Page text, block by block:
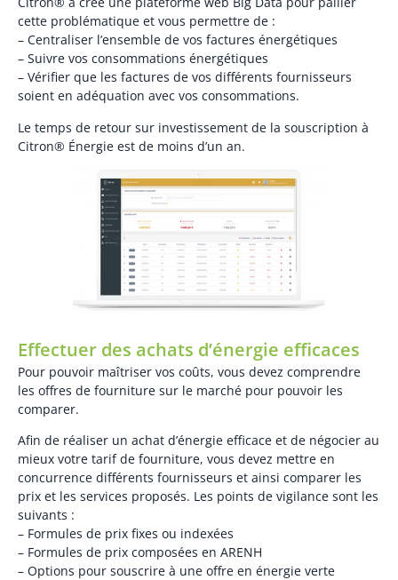
cette problématique et vous permettre de :
– Centraliser l’ensemble de vos factures énergétiques
– Suivre vos consommations énergétiques
– Vérifier que les factures de vos différents fournisseurs
soient en adéquation avec vos consommations.
Le temps de retour sur investissement de la souscription à
Citron® Énergie est de moins d’un an.
Effectuer des achats d’énergie efficaces
Pour pouvoir maîtriser vos coûts, vous devez comprendre
les offres de fourniture sur le marché pour pouvoir les
comparer.
Afin de réaliser un achat d’énergie efficace et de négocier au
mieux votre tarif de fourniture, vous devez mettre en
concurrence différents fournisseurs et ainsi comparer les
prix et les services proposés. Les points de vigilance sont les
suivants :
– Formules de prix fixes ou indexées
– Formules de prix composées en ARENH
– Options pour souscrire à une offre en énergie verte